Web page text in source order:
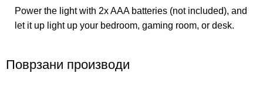
Power the light with 2x AAA batteries (not included), and
let it up light up your bedroom, gaming room, or desk.
Поврзани производи